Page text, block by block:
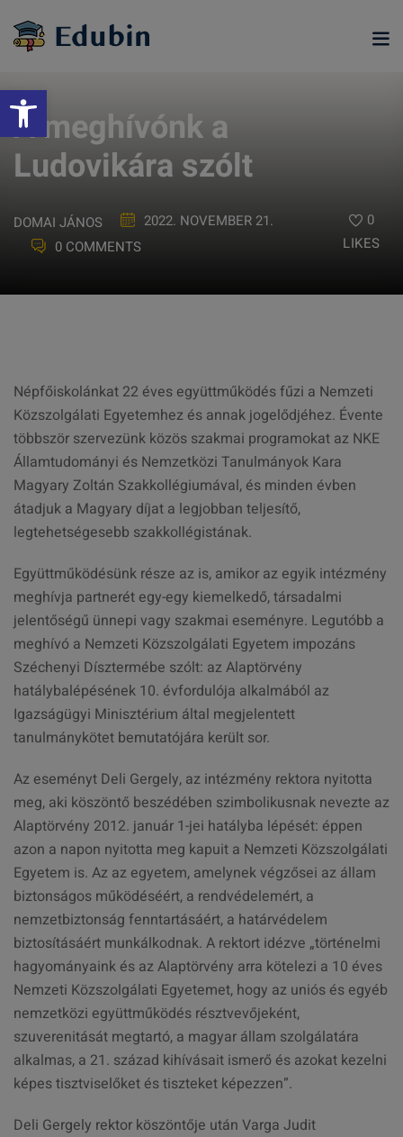
Eszköztár megnyitása
content
A meghívónk a
Ludovikára szólt
DOMAI JÁNOS
2022. NOVEMBER 21.
0 COMMENTS
0
LIKES
Népfőiskolánkat 22 éves együttműködés fűzi a Nemzeti
Közszolgálati Egyetemhez és annak jogelődjéhez. Évente
többször szervezünk közös szakmai programokat az NKE
Államtudományi és Nemzetközi Tanulmányok Kara
Magyary Zoltán Szakkollégiumával, és minden évben
átadjuk a Magyary díjat a legjobban teljesítő,
legtehetségesebb szakkollégistának.
Együttműködésünk része az is, amikor az egyik intézmény
meghívja partnerét egy-egy kiemelkedő, társadalmi
jelentőségű ünnepi vagy szakmai eseményre. Legutóbb a
meghívó a Nemzeti Közszolgálati Egyetem impozáns
Széchenyi Dísztermébe szólt: az Alaptörvény
hatálybalépésének 10. évfordulója alkalmából az
Igazságügyi Minisztérium által megjelentett
tanulmánykötet bemutatójára került sor.
Az eseményt Deli Gergely, az intézmény rektora nyitotta
meg, aki köszöntő beszédében szimbolikusnak nevezte az
Alaptörvény 2012. január 1-jei hatályba lépését: éppen
azon a napon nyitotta meg kapuit a Nemzeti Közszolgálati
Egyetem is. Az az egyetem, amelynek végzősei az állam
biztonságos működéséért, a rendvédelemért, a
nemzetbiztonság fenntartásáért, a határvédelem
biztosításáért munkálkodnak. A rektort idézve „történelmi
hagyományaink és az Alaptörvény arra kötelezi a 10 éves
Nemzeti Közszolgálati Egyetemet, hogy az uniós és egyéb
nemzetközi együttműködés résztvevőjeként,
szuverenitását megtartó, a magyar állam szolgálatára
alkalmas, a 21. század kihívásait ismerő és azokat kezelni
képes tisztviselőket és tiszteket képezzen”.
Deli Gergely rektor köszöntője után Varga Judit